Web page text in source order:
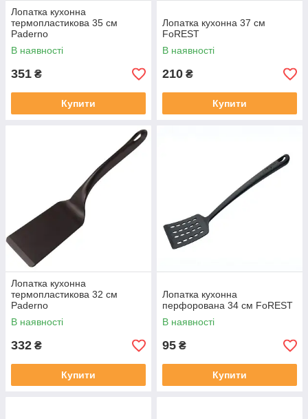
Лопатка кухонна
термопластикова 35 см
Paderno
В наявності
351 ₴
Купити
Лопатка кухонна 37 см
FoREST
В наявності
210 ₴
Купити
Лопатка кухонна
термопластикова 32 см
Paderno
В наявності
332 ₴
Купити
Лопатка кухонна
перфорована 34 см FoREST
В наявності
95 ₴
Купити